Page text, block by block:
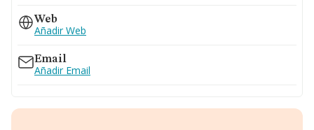
Web
Añadir Web
Email
Añadir Email